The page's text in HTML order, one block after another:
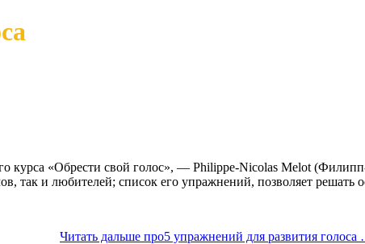
курса «Обрести свой голос», — Philippe-Nicolas Melot
так и любителей; список его упражнений, позволяет
Читать дальше про5 упражнений для развития голоса